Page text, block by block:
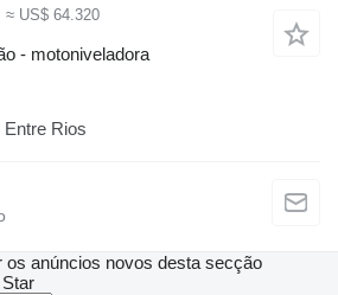
≈ US$ 64.320
- motoniveladora
Entre Rios
os anúncios novos desta secção
Star